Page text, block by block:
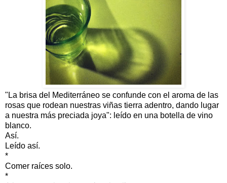
"La brisa del Mediterráneo se confunde con el aroma de las
rosas que rodean nuestras viñas tierra adentro, dando lugar
a nuestra más preciada joya": leído en una botella de vino
blanco.
Así.
Leído así.
*
Comer raíces solo.
*